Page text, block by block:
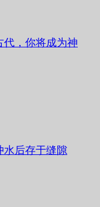
代，你将成为神
水后存于缝隙